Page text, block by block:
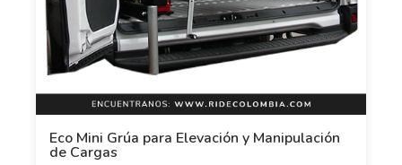
Eco Mini Grúa para Elevación y Manipulación
de Cargas